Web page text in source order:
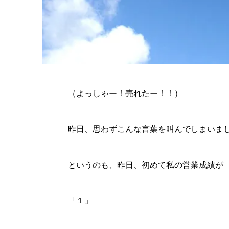
（よっしゃー！売れたー！！）
昨日、思わずこんな言葉を叫んでしまいま
というのも、昨日、初めて私の営業成績が
「１」